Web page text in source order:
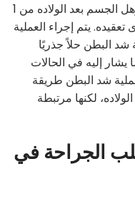
تتراوح المدة الإجمالية من أجل علاج ترهل الجسم بعد الولاده من 1
تعقيده. يتم إجراء العملية
شد البطن حلاً جذريًا
يشار إليه في الحالات
شد البطن طريقة
لكنها مرتبطة
الجراحة في